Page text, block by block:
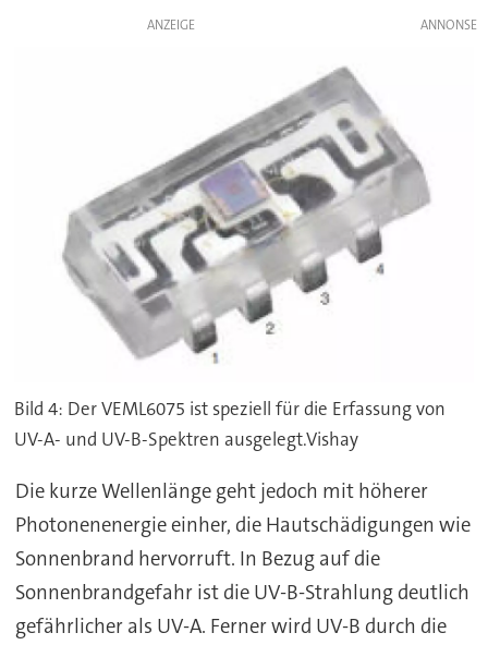
ANZEIGE
Bild 4: Der VEML6075 ist speziell für die Erfassung von
UV-A- und UV-B-Spektren ausgelegt.Vishay
Die kurze Wellenlänge geht jedoch mit höherer
Photonenenergie einher, die Hautschädigungen wie
Sonnenbrand hervorruft. In Bezug auf die
Sonnenbrandgefahr ist die UV-B-Strahlung deutlich
gefährlicher als UV-A. Ferner wird UV-B durch die